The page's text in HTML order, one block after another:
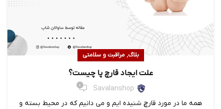
بلاگ,مراقبت و سلامتی
علت ایجاد قارچ پا چیست؟
Savalanshop
0
همه ما در مورد قارچ شنیده ایم و می دانیم که در محیط بسته و